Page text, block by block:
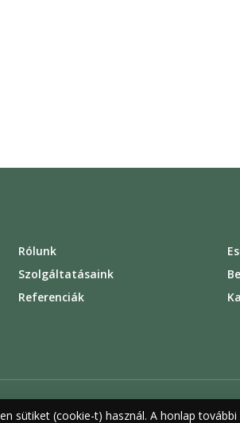
Rólunk
Szolgáltatásaink
Referenciák
Felhasználási feltételek
sütiket (cookie-t) használ. A honlap